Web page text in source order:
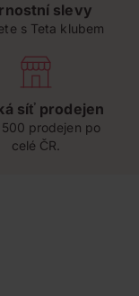
slevy
s Teta klubem
síť prodejen
prodejen po
celé ČR.